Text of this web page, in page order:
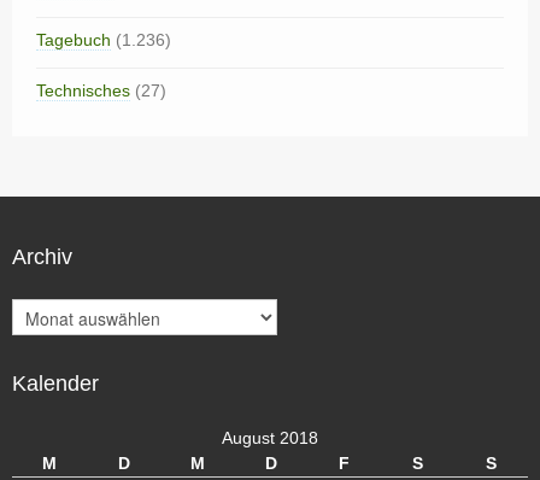
Tagebuch (1.236)
Technisches (27)
Archiv
r
h
Kalender
August 2018
M
D M D F S S